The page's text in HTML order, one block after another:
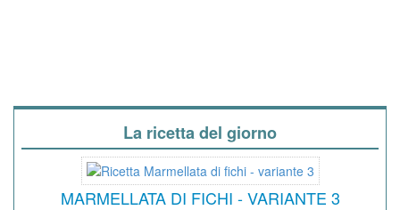
La ricetta del giorno
MARMELLATA DI FICHI - VARIANTE 3